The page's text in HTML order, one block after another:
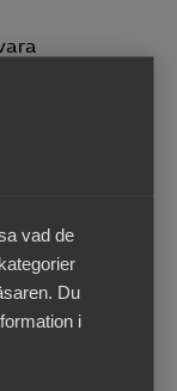
vad de
Du
i